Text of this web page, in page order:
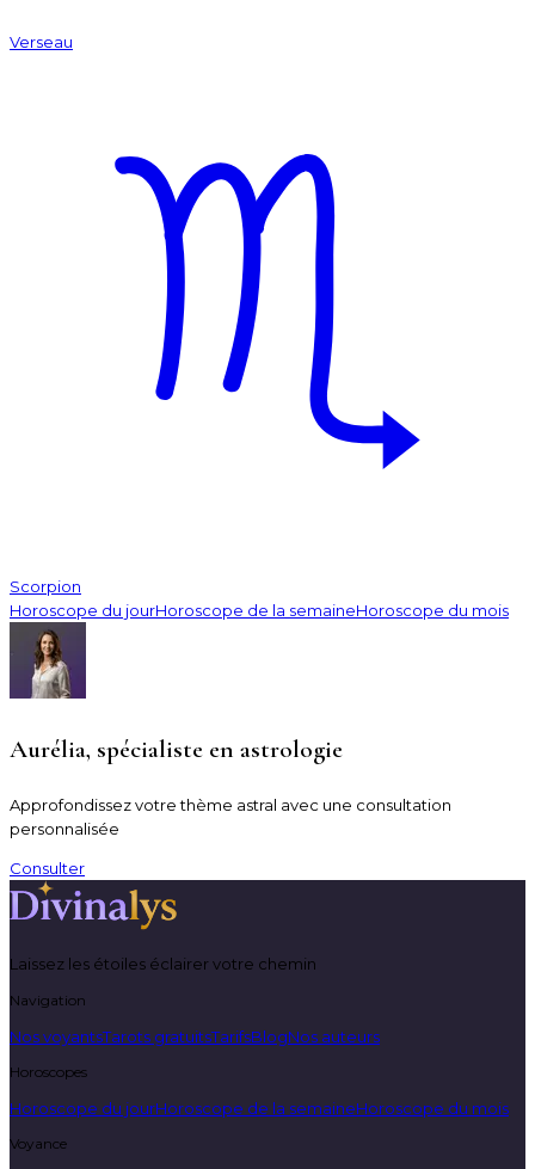
Verseau
Scorpion
Horoscope du jourHoroscope de la semaineHoroscope du mois
Aurélia, spécialiste en astrologie
Approfondissez votre thème astral avec une consultation
personnalisée
Consulter
Laissez les étoiles éclairer votre chemin
Navigation
Nos voyantsTarots gratuitsTarifsBlogNos auteurs
Horoscopes
Horoscope du jourHoroscope de la semaineHoroscope du mois
Voyance